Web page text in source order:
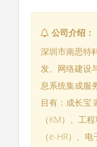
公司介绍：
深圳市南思特
发、网络建设
息系统集成服
目有：成长宝
（KM）、工
（e-HR）、